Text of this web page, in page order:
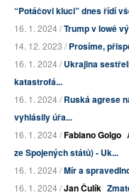
“Potáčovi kluci” dnes řídí
16. 1. 2024 /Trump v Iowě
14. 12. 2023 /Prosíme,
16. 1. 2024 /Ukrajina
katastrofá...
16. 1. 2024 /Ruská agrese
vyhlásily úřa...
16. 1. 2024 /Fabiano Golgo
ze Spojených států) - Uk...
16. 1. 2024 /Mír a
16. 1. 2024 /Jan Čulík